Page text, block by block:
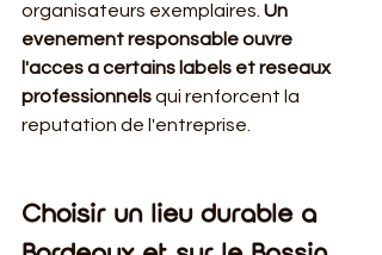
organisateurs exemplaires. Un
evenement responsable ouvre
l'acces a certains labels et reseaux
professionnels qui renforcent la
reputation de l'entreprise.
Choisir un lieu durable a